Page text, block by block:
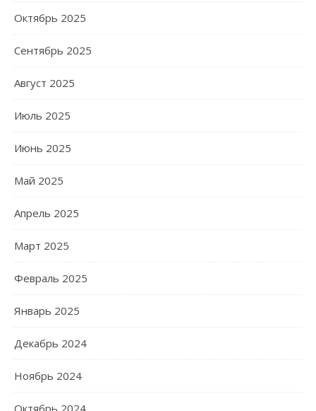
Октябрь 2025
Сентябрь 2025
Август 2025
Июль 2025
Июнь 2025
Май 2025
Апрель 2025
Март 2025
Февраль 2025
Январь 2025
Декабрь 2024
Ноябрь 2024